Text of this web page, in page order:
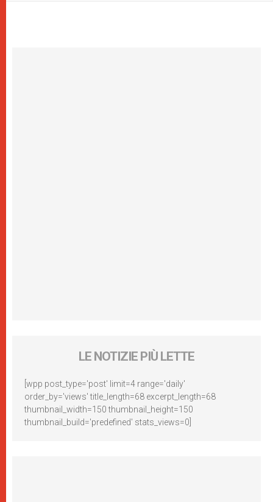
LE NOTIZIE PIÙ LETTE
[wpp post_type='post' limit=4 range='daily'
order_by='views' title_length=68 excerpt_length=68
thumbnail_width=150 thumbnail_height=150
thumbnail_build='predefined' stats_views=0]